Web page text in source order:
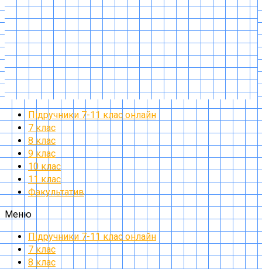
Підручники 7-11 клас онлайн
7 клас
8 клас
9 клас
10 клас
11 клас
Факультатив
Меню
Підручники 7-11 клас онлайн
7 клас
8 клас